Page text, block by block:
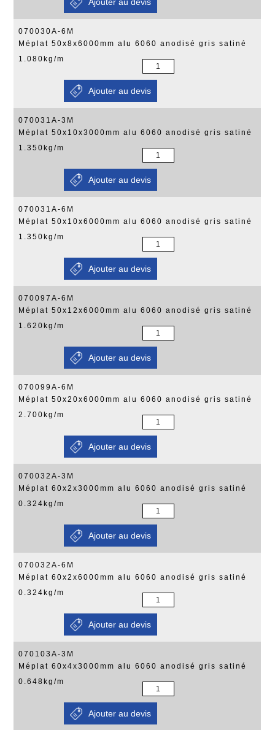
070030A-6M
Méplat 50x8x6000mm alu 6060 anodisé gris satiné
1.080kg/m
070031A-3M
Méplat 50x10x3000mm alu 6060 anodisé gris satiné
1.350kg/m
070031A-6M
Méplat 50x10x6000mm alu 6060 anodisé gris satiné
1.350kg/m
070097A-6M
Méplat 50x12x6000mm alu 6060 anodisé gris satiné
1.620kg/m
070099A-6M
Méplat 50x20x6000mm alu 6060 anodisé gris satiné
2.700kg/m
070032A-3M
Méplat 60x2x3000mm alu 6060 anodisé gris satiné
0.324kg/m
070032A-6M
Méplat 60x2x6000mm alu 6060 anodisé gris satiné
0.324kg/m
070103A-3M
Méplat 60x4x3000mm alu 6060 anodisé gris satiné
0.648kg/m